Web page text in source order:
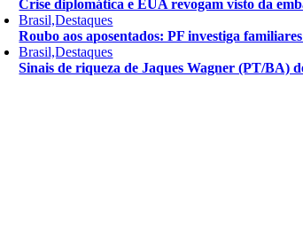
Crise diplomática e EUA revogam visto da
Brasil,Destaques
Roubo aos aposentados: PF investiga
Brasil,Destaques
Sinais de riqueza de Jaques Wagner (PT/BA)